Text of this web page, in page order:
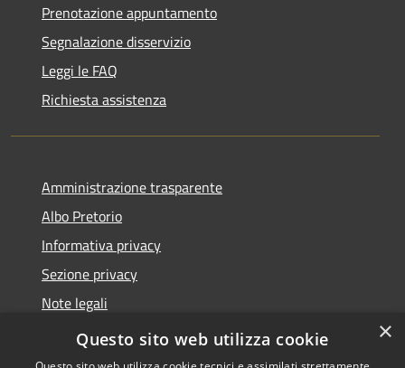
Prenotazione appuntamento
Segnalazione disservizio
Leggi le FAQ
Richiesta assistenza
Amministrazione trasparente
Albo Pretorio
Informativa privacy
Sezione privacy
Note legali
Dichiarazione di accessibilità
×
Questo sito web utilizza cookie